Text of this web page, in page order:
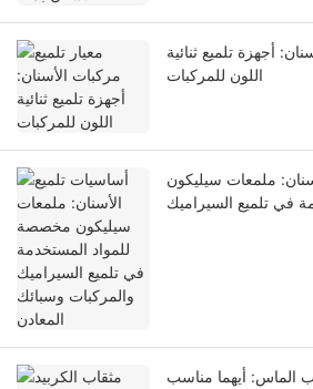
أجهزة تلميع ثنائية
اللون للمركبات
ملمعات سيليكون
في تلميع السيراميك
الماس: أيهما مناسب